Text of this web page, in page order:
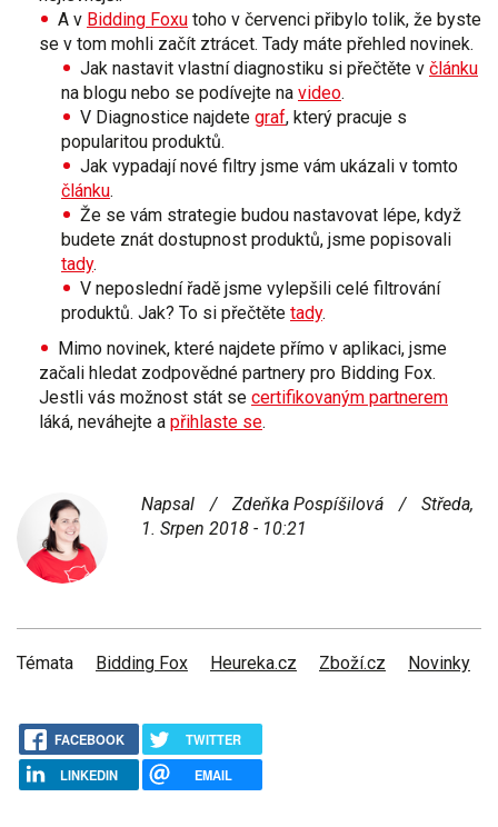
A v Bidding Foxu toho v červenci přibylo tolik, že byste
se v tom mohli začít ztrácet. Tady máte přehled novinek.
Jak nastavit vlastní diagnostiku si přečtěte v článku
na blogu nebo se podívejte na video.
V Diagnostice najdete graf, který pracuje s
popularitou produktů.
Jak vypadajínové filtry jsme vám ukázali v tomto
článku.
Že se vám strategie budou nastavovat lépe, když
budete znát dostupnost produktů, jsme popisovali
tady.
V neposlední řadě jsme vylepšili celé filtrování
produktů. Jak? To si přečtěte tady.
Mimo novinek, které najdete přímo v aplikaci, jsme
začali hledat zodpovědné partnery pro Bidding Fox.
Jestli vás možnost stát se certifikovaným partnerem
láká, neváhejte a přihlaste se.
Napsal / Zdeňka Pospíšilová /
Středa,
1. Srpen 2018 - 10:21
Témata Bidding Fox Heureka.cz Zboží.cz Novinky
FACEBOOK
TWITTER
LINKEDIN
EMAIL